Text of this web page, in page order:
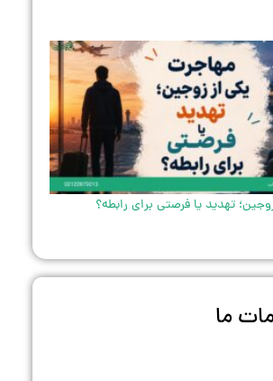
تهدید یا فرصتی برای رابطه؟
ما